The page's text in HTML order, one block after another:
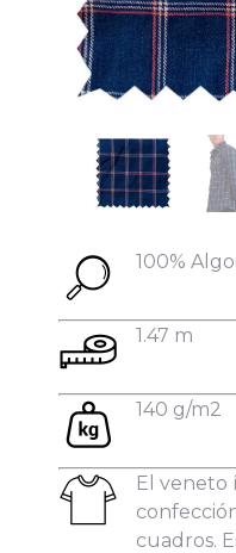
100%
1.47 m
140 g/m2
El veneto
cuadros.
Datos